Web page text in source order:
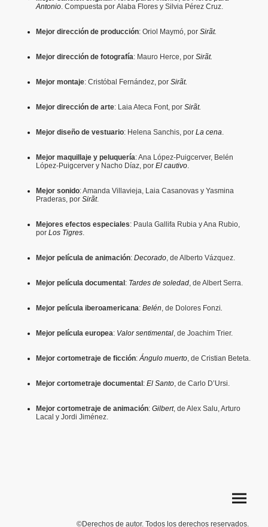
Antonio. Compuesta por Alaba Flores y Silvia Pérez Cruz.
Mejor dirección de producción: Oriol Maymó, por Sirãt.
Mejor dirección de fotografía: Mauro Herce, por Sirãt.
Mejor montaje: Cristóbal Fernández, por Sirãt.
Mejor dirección de arte: Laia Ateca Font, por Sirãt.
Mejor diseño de vestuario: Helena Sanchis, por La cena.
Mejor maquillaje y peluquería: Ana López-Puigcerver, Belén
López-Puigcerver y Nacho Díaz, por El cautivo.
Mejor sonido: Amanda Villavieja, Laia Casanovas y Yasmina
Praderas, por Sirãt.
Mejores efectos especiales: Paula Gallifa Rubia y Ana Rubio,
por Los Tigres.
Mejor película de animación: Decorado, de Alberto Vázquez.
Mejor película documental: Tardes de soledad, de Albert Serra.
Mejor película iberoamericana: Belén, de Dolores Fonzi.
Mejor película europea: Valor sentimental, de Joachim Trier.
Mejor cortometraje de ficción:Ángulo muerto, de Cristian Beteta.
Mejor cortometraje documental: El Santo, de Carlo D’Ursi.
Mejor cortometraje de animación: Gilbert, de Alex Salu, Arturo
Lacal y Jordi Jiménez.
©Derechos de autor. Todos los derechos reservados.